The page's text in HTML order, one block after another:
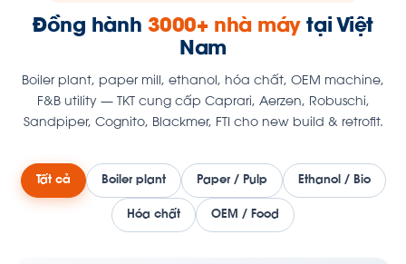
Đồng hành 3000+ nhà máytại Việt
Nam
Boiler plant, paper mill, ethanol, hóa chất, OEM machine,
F&B utility — TKT cung cấp Caprari, Aerzen, Robuschi,
Sandpiper, Cognito, Blackmer, FTI cho new build & retrofit.
Tất cả Boiler plant Paper / Pulp Ethanol / Bio
Hóa chất OEM / Food